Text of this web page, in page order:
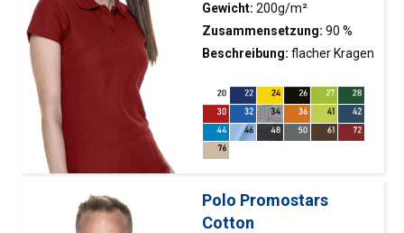
Gewicht: 200g/m²
Zusammensetzung: 90 %
gekämmte Baumwolle, 10 %
gekämmte Baumwolle, 30 %
Polyester
Beschreibung: flacher Kragen
Strukturstreifen; gestrickter
Pikee; Köperband,
Seitenschnitte mit Band
Polo Promostars
Cotton